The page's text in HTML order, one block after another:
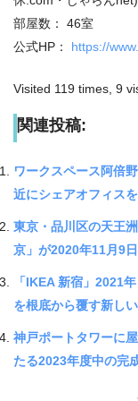
部屋数： 46室
公式HP： https://
Visited 119 times, 9
関連投稿:
ワークスペース阿倍
近にシェアオフィス
東京・品川区の天王
京」が2020年11月9
「IKEA 新宿」2021
を根底から覆す新し
神戸ポートタワーに
たる2023年度中の完